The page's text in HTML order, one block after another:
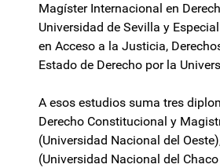
Magíster Internacional en
Universidad de Sevilla y
en Acceso a la Justicia,
Estado de Derecho por la
A esos estudios suma tres
Derecho Constitucional y
(Universidad Nacional del
(Universidad Nacional del